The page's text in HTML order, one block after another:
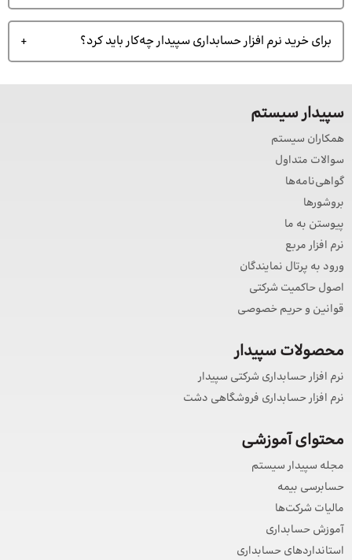
برای خرید نرم افزار حسابداری سپیدار چه‌کار باید کرد؟
سپیدار سیستم
همکاران سیستم
سوالات متداول
گواهی‌نامه‌ها
بروشورها
پیوستن به ما
نرم افزار مربع
ورود به پرتال نمایندگان
اصول حاکمیت شرکتی
قوانین و حریم خصوصی
محصولات سپیدار
نرم افزار حسابداری شرکتی سپیدار
نرم افزار حسابداری فروشگاهی دشت
محتوای آموزشی
مجله سپیدار سیستم
حسابرسی بیمه
مالیات شرکت‌ها
آموزش حسابداری
استانداردهای حسابداری